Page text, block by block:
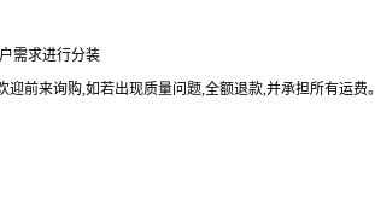
需求进行分装
迎前来询购,如若出现质量问题,全额退款,并承担所有运费。